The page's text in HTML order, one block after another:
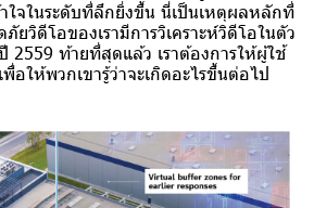
ใจในระดับที่ลึกยิ่งขึ้น นี่เป็นเหตุผลหลักที่
วิดีโอของเรามีการวิเคราะห์วิดีโอในตัว
2559 ท้ายที่สุดแล้ว เราต้องการให้ผู้ใช้
อให้พวกเขารู้ว่าจะเกิดอะไรขึ้นต่อไป